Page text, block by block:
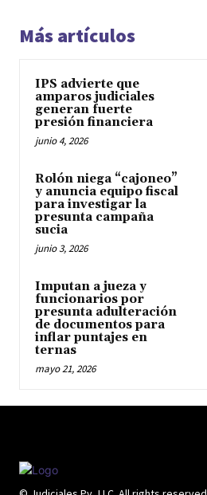
Más artículos
IPS advierte que
amparos judiciales
generan fuerte
presión financiera
junio 4, 2026
Rolón niega “cajoneo”
y anuncia equipo fiscal
para investigar la
presunta campaña
sucia
junio 3, 2026
Imputan a jueza y
funcionarios por
presunta adulteración
de documentos para
inflar puntajes en
ternas
mayo 21, 2026